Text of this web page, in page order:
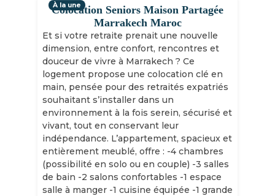
Colocation Seniors Maison Partagée
Marrakech Maroc
Et si votre retraite prenait une nouvelle
dimension, entre confort, rencontres et
douceur de vivre à Marrakech ? Ce
logement propose une colocation clé en
main, pensée pour des retraités expatriés
souhaitant s’installer dans un
environnement à la fois serein, sécurisé et
vivant, tout en conservant leur
indépendance. L’appartement, spacieux et
entièrement meublé, offre : -4 chambres
(possibilité en solo ou en couple) -3 salles
de bain -2 salons confortables -1 espace
salle à manger -1 cuisine équipée -1 grande
À la une